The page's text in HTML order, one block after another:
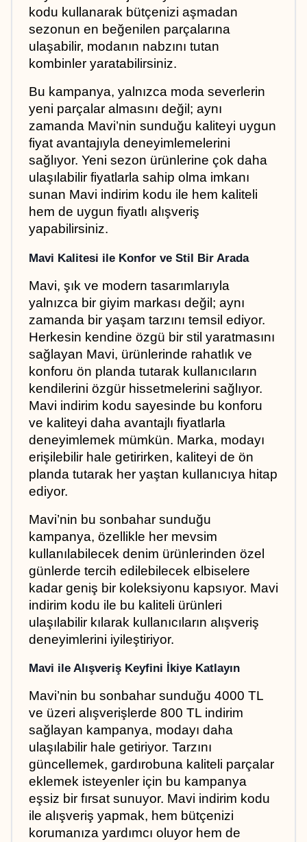
kodu kullanarak bütçenizi aşmadan
sezonun en beğenilen parçalarına
ulaşabilir, modanın nabzını tutan
kombinler yaratabilirsiniz.
Bu kampanya, yalnızca moda severlerin
yeni parçalar almasını değil; aynı
zamanda Mavi’nin sunduğu kaliteyi uygun
fiyat avantajıyla deneyimlemelerini
sağlıyor. Yeni sezon ürünlerine çok daha
ulaşılabilir fiyatlarla sahip olma imkanı
sunan Mavi indirim kodu ile hem kaliteli
hem de uygun fiyatlı alışveriş
yapabilirsiniz.
Mavi Kalitesi ile Konfor ve Stil Bir Arada
Mavi, şık ve modern tasarımlarıyla
yalnızca bir giyim markası değil; aynı
zamanda bir yaşam tarzını temsil ediyor.
Herkesin kendine özgü bir stil yaratmasını
sağlayan Mavi, ürünlerinde rahatlık ve
konforu ön planda tutarak kullanıcıların
kendilerini özgür hissetmelerini sağlıyor.
Mavi indirim kodu sayesinde bu konforu
ve kaliteyi daha avantajlı fiyatlarla
deneyimlemek mümkün. Marka, modayı
erişilebilir hale getirirken, kaliteyi de ön
planda tutarak her yaştan kullanıcıya hitap
ediyor.
Mavi’nin bu sonbahar sunduğu
kampanya, özellikle her mevsim
kullanılabilecek denim ürünlerinden özel
günlerde tercih edilebilecek elbiselere
kadar geniş bir koleksiyonu kapsıyor. Mavi
indirim kodu ile bu kaliteli ürünleri
ulaşılabilir kılarak kullanıcıların alışveriş
deneyimlerini iyileştiriyor.
Mavi ile Alışveriş Keyfini İkiye Katlayın
Mavi’nin bu sonbahar sunduğu 4000 TL
ve üzeri alışverişlerde 800 TL indirim
sağlayan kampanya, modayı daha
ulaşılabilir hale getiriyor. Tarzını
güncellemek, gardırobuna kaliteli parçalar
eklemek isteyenler için bu kampanya
eşsiz bir fırsat sunuyor. Mavi indirim kodu
ile alışveriş yapmak, hem bütçenizi
korumanıza yardımcı oluyor hem de